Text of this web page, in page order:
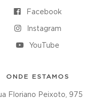
Facebook
Instagram
YouTube
ONDE ESTAMOS
Floriano Peixoto, 975